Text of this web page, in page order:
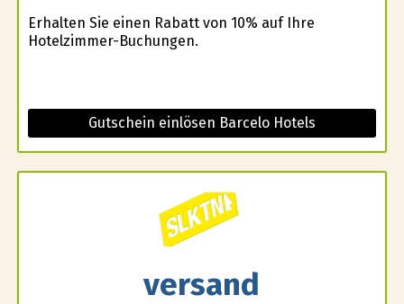
Erhalten Sie einen Rabatt von 10% auf Ihre
Hotelzimmer-Buchungen.
Gutschein einlösen Barcelo Hotels
versand